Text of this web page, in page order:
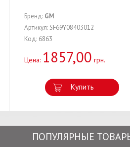
Бренд: GM
Артикул: SF69Y08403012
Код: 6863
Цена: 1857,00 грн.
Купить
ПОПУЛЯРНЫЕ